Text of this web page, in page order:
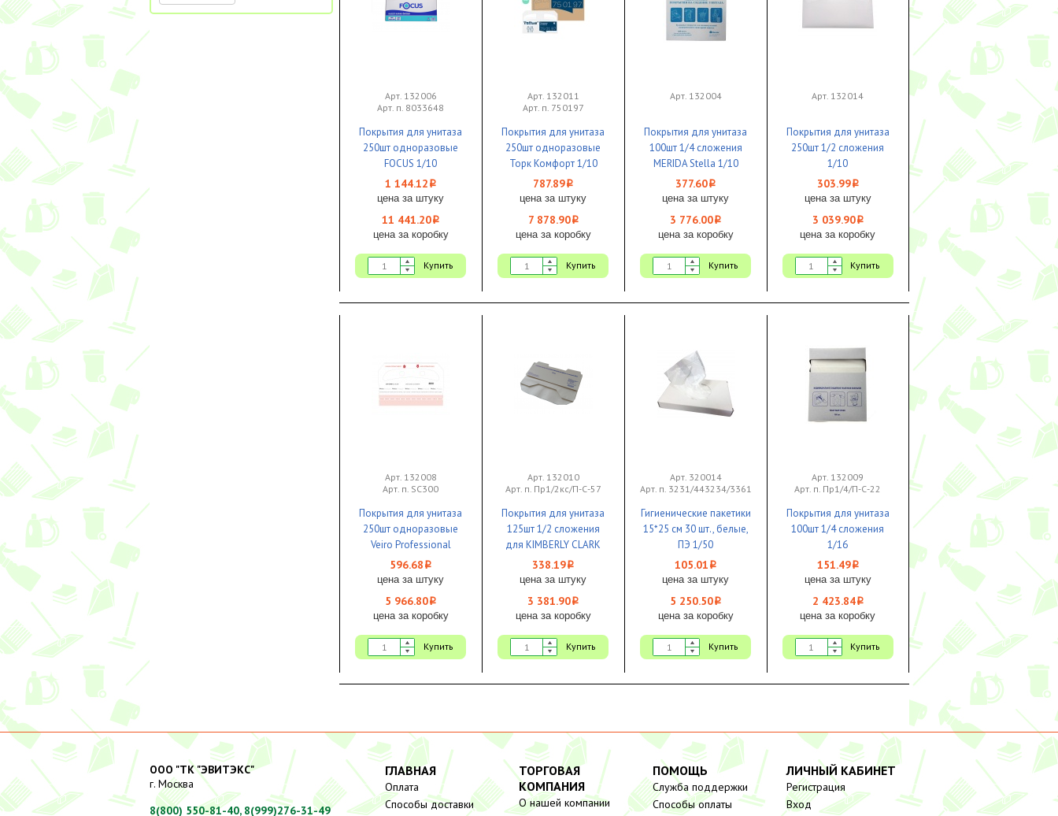
Арт. 132006
Арт. п. 8033648
Покрытия для унитаза
250шт одноразовые
FOCUS 1/10
1 144.12 i
цена за штуку
11 441.20i
цена за коробку
Купить
Арт. 132011
Арт. п. 750197
Покрытия для унитаза
250шт одноразовые
Торк Комфорт 1/10
787.89i
цена за штуку
7 878.90i
цена за коробку
Купить
Арт. 132004
Покрытия для унитаза
100шт 1/4 сложения
MERIDA Stella 1/10
377.60i
цена за штуку
3 776.00i
цена за коробку
Купить
Арт. 132014
Покрытия для унитаза
250шт 1/2 сложения
1/10
303.99i
цена за штуку
3 039.90i
цена за коробку
Купить
Арт. 132008
Арт. п. SC300
Покрытия для унитаза
250шт одноразовые
Veiro Professional
Premium 1/10
596.68 i
цена за штуку
5 966.80i
цена за коробку
Купить
Арт. 132010
Арт. п. Пр1/2кс/П-С-57
Покрытия для унитаза
125шт 1/2 сложения
для KIMBERLY CLARK
(рычажный) 1/10
338.19i
цена за штуку
3 381.90i
цена за коробку
Купить
Арт. 320014
Арт. п. 3231/443234/3361
Гигиенические пакетики
15*25 см 30 шт., белые,
ПЭ 1/50
105.01 i
цена за штуку
5 250.50i
цена за коробку
Купить
Арт. 132009
Арт. п. Пр1/4/П-С-22
Покрытия для унитаза
100шт 1/4 сложения
1/16
151.49i
цена за штуку
2 423.84i
цена за коробку
Купить
ООО "ТК "ЭВИТЭКС"
г. Москва
8(800) 550-81-40, 8(999)276-31-49
ГЛАВНАЯ
Оплата
Способы доставки
ТОРГОВАЯ
КОМПАНИЯ
О нашей компании
ПОМОЩЬ
Служба поддержки
Способы оплаты
ЛИЧНЫЙ КАБИНЕТ
Регистрация
Вход